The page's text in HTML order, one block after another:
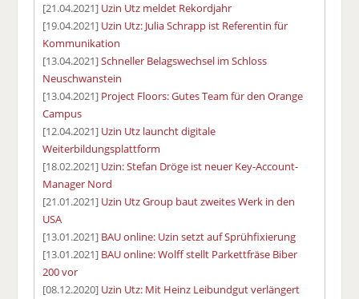
[21.04.2021] Uzin Utz meldet Rekordjahr
[19.04.2021] Uzin Utz: Julia Schrapp ist Referentin für
Kommunikation
[13.04.2021]Schneller Belagswechsel im Schloss
Neuschwanstein
[13.04.2021] Project Floors: Gutes Team für den Orange
Campus
[12.04.2021] Uzin Utz launcht digitale
Weiterbildungsplattform
[18.02.2021] Uzin: Stefan Dröge ist neuer Key-Account-
Manager Nord
[21.01.2021] Uzin Utz Group baut zweites Werk in den
USA
[13.01.2021] BAU online: Uzin setzt auf Sprühfixierung
[13.01.2021] BAU online: Wolff stellt Parkettfräse Biber
200 vor
[08.12.2020] Uzin Utz: Mit Heinz Leibundgut verlängert